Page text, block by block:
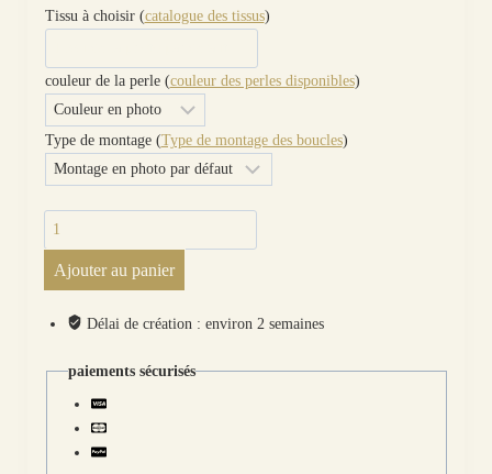
Tissu à choisir (catalogue des tissus)
couleur de la perle (couleur des perles disponibles)
Type de montage (Type de montage des boucles)
quantité
de
Boucles
d'oreilles petits
chats
coton
Ajouter au panier
Délai de création : environ 2 semaines
paiements sécurisés